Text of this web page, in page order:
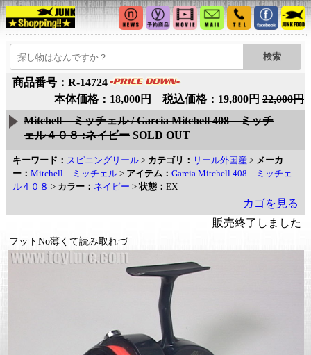
商品番号：R-14724
本体価格：18,000円 税込価格：19,800円 22,000円
Mitchell ミッチェル / Garcia Mitchell 408 ミッチ
ェル４０８ :ネイビー SOLD OUT
キーワード： スピニングリール > カテゴリ： リール外国産 > メーカ
ー： Mitchell ミッチェル > アイテム： Garcia Mitchell 408 ミッチェ
ル４０８ > カラー： ネイビー >状態： EX
カゴを見る
販売終了しました
フットNo薄くて読み取れづ